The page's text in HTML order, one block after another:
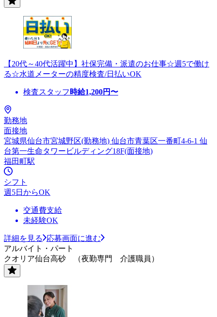
【20代～40代活躍中】社保完備・派遣のお仕事☆週5で働け
る☆水道メーターの精度検査/日払いOK
検査スタッフ 時給1,200円〜
勤務地
面接地
宮城県仙台市宮城野区(勤務地) 仙台市青葉区一番町4-6-1 仙
台第一生命タワービルディング18F(面接地)
福田町駅
シフト
週5日からOK
交通費支給
未経験OK
詳細を見る
応募画面に進む
アルバイト・パート
クオリア仙台高砂 （夜勤専門 介護職員）